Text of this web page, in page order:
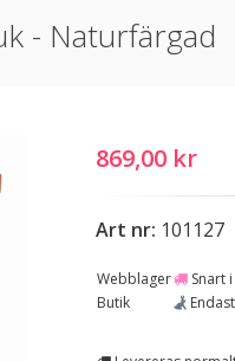
- Naturfärgad
869,00 kr
Art nr: 101127
Webblager
Snart
Butik